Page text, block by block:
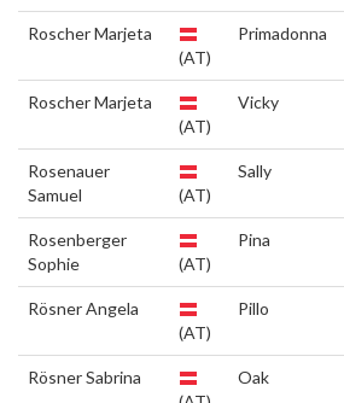
Roscher Marjeta
(AT)
Primadonna
Roscher Marjeta
(AT)
Vicky
Rosenauer
Samuel
(AT)
Sally
Rosenberger
Sophie
(AT)
Pina
Rösner Angela
(AT)
Pillo
Rösner Sabrina
Oak